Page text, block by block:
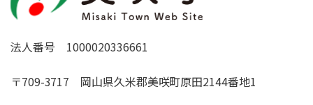
法人番号 1000020336661
〒709-3717 岡山県久米郡美咲町原田2144番地1